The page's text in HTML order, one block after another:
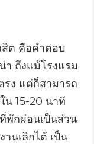
สิต คือคำตอบ
ถึงแม้โรงแรม
รง แต่ก็สามารถ
น 15-20 นาที
พักผ่อนเป็นส่วน
นเลิกได้ เป็น